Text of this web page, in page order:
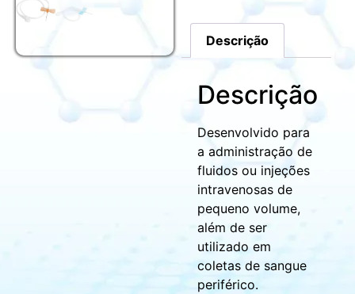
Descrição
Descrição
Desenvolvido para
a administração de
fluidos ou injeções
intravenosas de
pequeno volume,
além de ser
utilizado em
coletas de sangue
periférico.